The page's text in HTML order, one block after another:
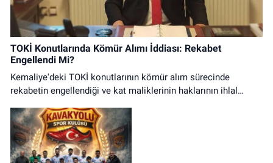
TOKİ Konutlarında Kömür Alımı İddiası: Rekabet
Engellendi Mi?
Kemaliye'deki TOKİ konutlarının kömür alım sürecinde
rekabetin engellendiği ve kat maliklerinin haklarının ihlal